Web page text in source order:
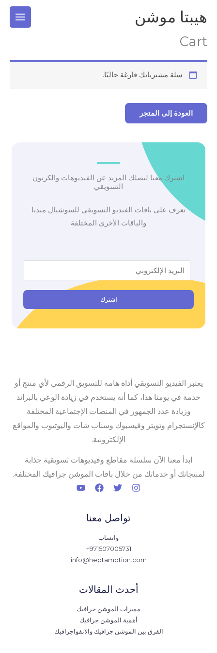
هيبتا موشن
Cart
سلة مشترياتك فارغة حاليًا.
العودة إلى المتجر
اشترك معنا ليصلك المزيد عن الفيديوهات والكرتون
التسويقي
تعرف على باقات الفيديو التسويقي للسوشيال ميديا
والباقات الأخرى المختلفة
m
a
اشترك
يعتبر الفيديو التسويقي أداة هامة للتسويق الرقمي لأي منتج أو
خدمة في يومنا هذا، كما أنه يستخدم في زيادة الوعي بالبراند
وزيادة عدد الجمهور في المنصات الإجتماعية المختلفة
كالإنستجرام وتويتر وفيسبوك وسناب شات واليوتيوب والمواقع
الإلكترونية.
ابدأ معنا الآن سلسلة مقاطع وفيديوهات تسويقية جذابة
لمنتجاتك أو خدماتك من خلال باقات الموشن جرافيك المختلفة.
تواصل معنا
واتساب
971507005731+
info@heptamotion.com
أحدث المقالات
مميزات الموشن جرافيك
أهمية الموشن جرافيك
الفرق بين الموشن جرافيك والانفواجرافيك